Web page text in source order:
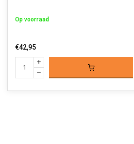
Op voorraad
€42,95